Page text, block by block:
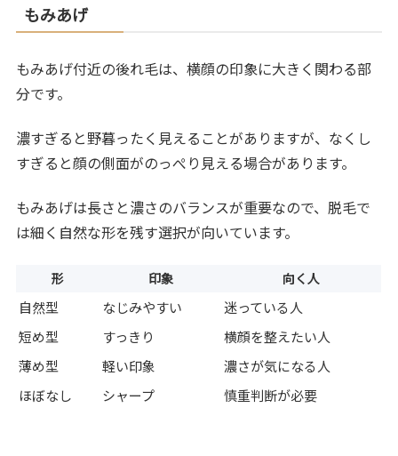
もみあげ
もみあげ付近の後れ毛は、横顔の印象に大きく関わる部
分です。
濃すぎると野暮ったく見えることがありますが、なくし
すぎると顔の側面がのっぺり見える場合があります。
もみあげは長さと濃さのバランスが重要なので、脱毛で
は細く自然な形を残す選択が向いています。
形 印象 向く人
自然型 なじみやすい
迷っている人
短め型
すっきり
横顔を整えたい人
薄め型
軽い印象
濃さが気になる人
ほぼなし
シャープ 慎重判断が必要